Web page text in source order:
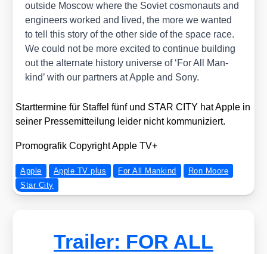
out­side Moscow whe­re the Soviet cos­mo­n­auts and
engi­neers work­ed and lived, the more we wan­ted
to tell this sto­ry of the other side of the space race.
We could not be more exci­ted to con­ti­nue buil­ding
out the alter­na­te histo­ry uni­ver­se of ‘For All Man­
kind’ with our part­ners at Apple and Sony.
Start­ter­mi­ne für Staf­fel fünf und STAR CITY hat Apple in
sei­ner Pres­se­mit­tei­lung lei­der nicht kom­mu­ni­ziert.
Pro­mo­gra­fik Copy­right Apple TV+
Apple Apple TV plus For All Mankind
Ron Moore
Star City
Trailer: FOR ALL